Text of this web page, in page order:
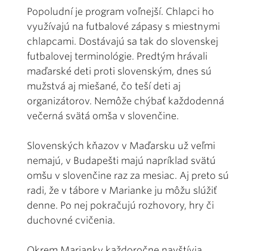
Popoludní je program voľnejší. Chlapci ho
využívajú na futbalové zápasy s miestnymi
chlapcami. Dostávajú sa tak do slovenskej
futbalovej terminológie. Predtým hrávali
maďarské deti proti slovenským, dnes sú
mužstvá aj miešané, čo teší deti aj
organizátorov. Nemôže chýbať každodenná
večerná svätá omša v slovenčine.
Slovenských kňazov v Maďarsku už veľmi
nemajú, v Budapešti majú napríklad svätú
omšu v slovenčine raz za mesiac. Aj preto sú
radi, že v tábore v Marianke ju môžu slúžiť
denne. Po nej pokračujú rozhovory, hry či
duchovné cvičenia.